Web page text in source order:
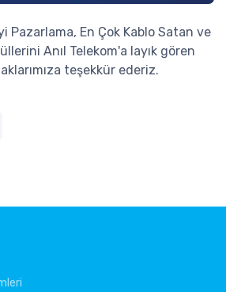
Pazarlama, En Çok Kablo Satan ve
Anıl Telekom'a layık gören
teşekkür ederiz.